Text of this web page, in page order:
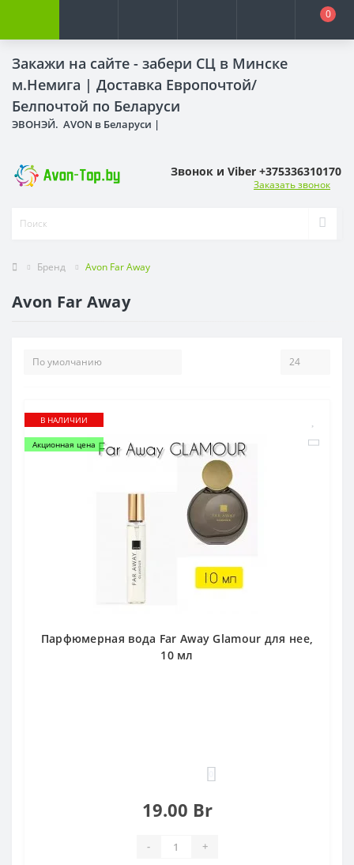
Закажи на сайте - забери СЦ в Минске
м.Немига | Доставка Европочтой/
Белпочтой по Беларуси
ЭВОНЭЙ. AVON в Беларуси |
0
Звонок и Viber +375336310170
Заказать звонок
Бренд Avon Far Away
Avon Far Away
В НАЛИЧИИ
Акционная цена
Парфюмерная вода Far Away Glamour для нее,
10 мл
19.00 Br
- +